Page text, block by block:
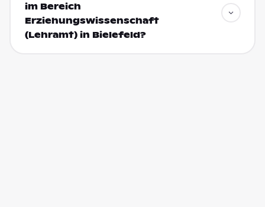
im Bereich
Erziehungswissenschaft
(Lehramt) in Bielefeld?